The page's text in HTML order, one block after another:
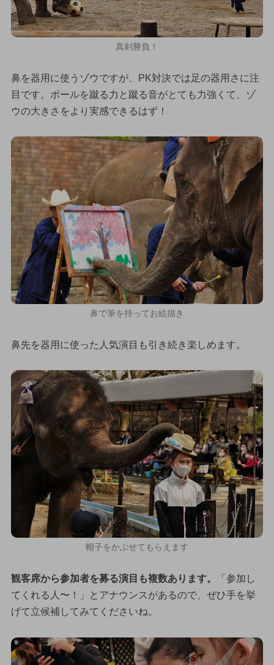
真剣勝負！
鼻を器用に使うゾウですが、PK対決では足の器用さに注
目です。ボールを蹴る力と蹴る音がとても力強くて、ゾ
ウの大きさをより実感できるはず！
鼻で筆を持ってお絵描き
鼻先を器用に使った人気演目も引き続き楽しめます。
帽子をかぶせてもらえます
観客席から参加者を募る演目も複数あります。
「参加し
てくれる人〜！」とアナウンスがあるので、ぜひ手を挙
げて立候補してみてくださいね。